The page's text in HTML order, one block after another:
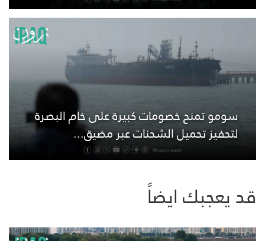
سومو تمنح خصومات كبيرة على خام البصرة
لتحفيز تحميل الشحنات عبر مضيق...
قد يعجبك ايضاً